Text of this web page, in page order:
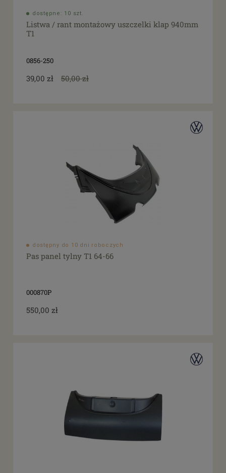
dostępne: 10 szt.
Listwa / rant montażowy uszczelki klap 940mm
T1
0856-250
39,00 zł 50,00 zł
dostępny do 10 dni roboczych
Pas panel tylny T1 64-66
000870P
550,00 zł